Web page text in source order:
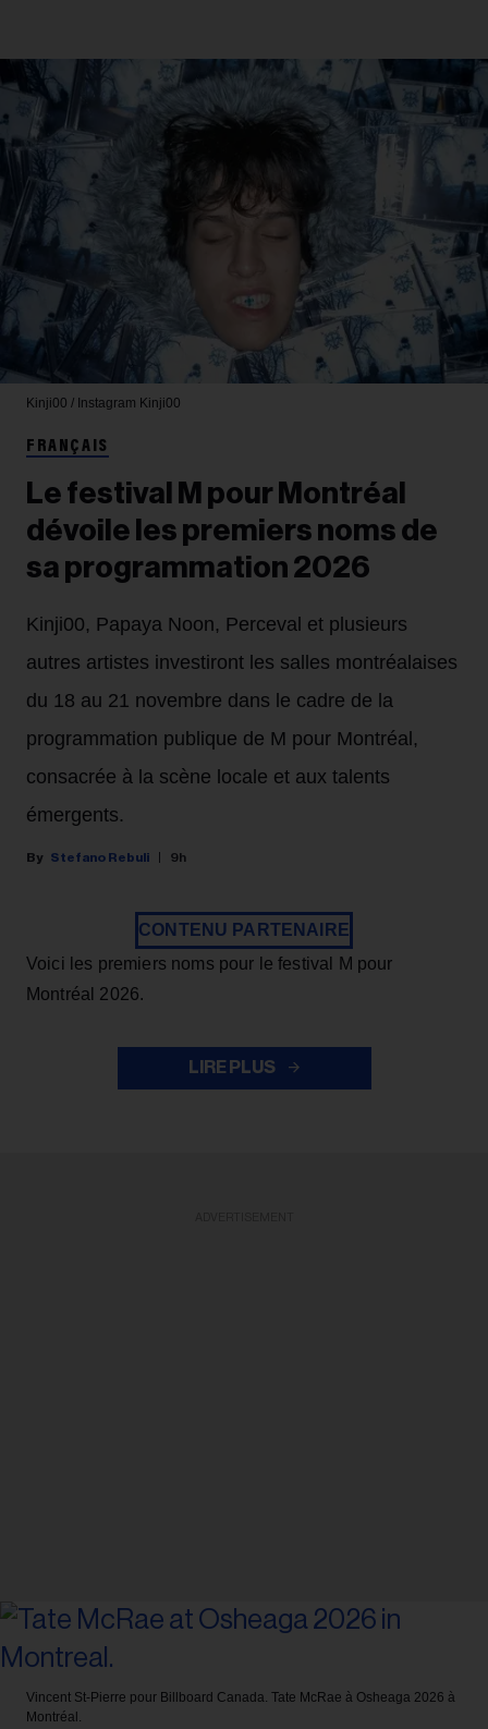
Kinji00 / Instagram Kinji00
FRANÇAIS
Le festival M pour Montréal
dévoile les premiers noms de
sa programmation 2026
Kinji00, Papaya Noon, Perceval et plusieurs
autres artistes investiront les salles montréalaises
du 18 au 21 novembre dans le cadre de la
programmation publique de M pour Montréal,
consacrée à la scène locale et aux talents
émergents.
Stefano Rebuli 9h
CONTENU PARTENAIRE
Voici les premiers noms pour le festival M pour
Montréal 2026.
LIRE PLUS
Vincent St-Pierre pour Billboard Canada. Tate McRae à Osheaga 2026 à
Montréal.